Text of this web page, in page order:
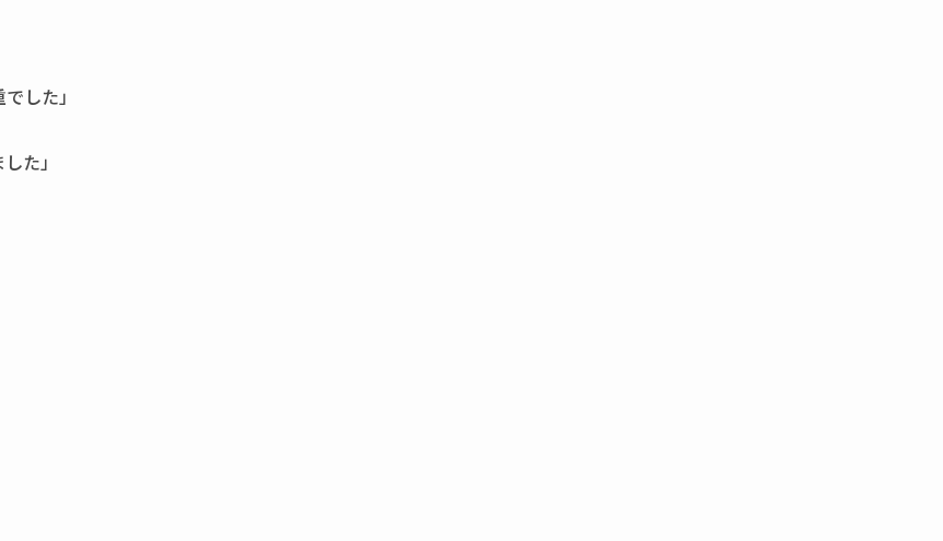
した」
た」